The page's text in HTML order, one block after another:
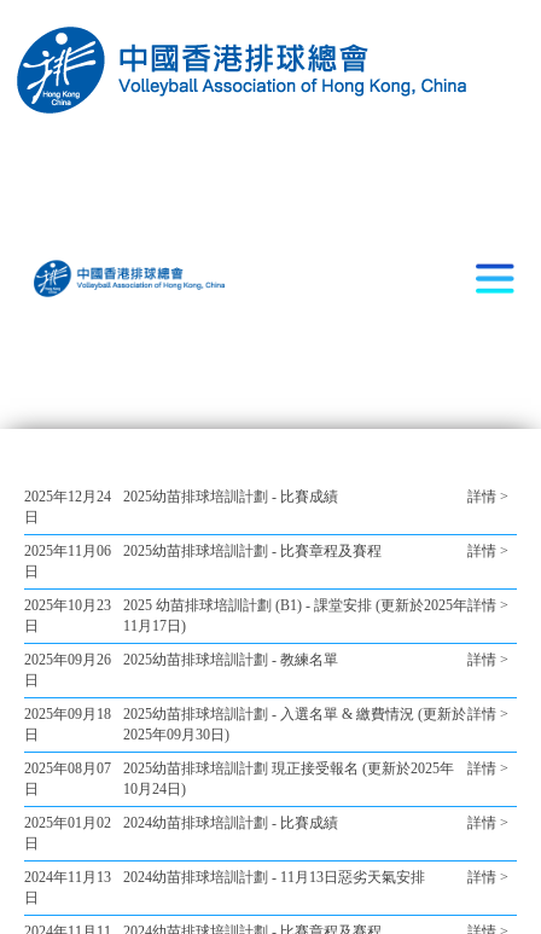
2025年12月24
日
2025幼苗排球培訓計劃 - 比賽成績 詳情 >
2025年11月06
日
2025幼苗排球培訓計劃 - 比賽章程及賽程 詳情 >
2025年10月23
日
2025 幼苗排球培訓計劃 (B1) - 課堂安排 (更新於2025年
11月17日)
詳情 >
2025年09月26
日
2025幼苗排球培訓計劃 - 教練名單 詳情 >
2025年09月18
日
2025幼苗排球培訓計劃 - 入選名單 & 繳費情況 (更新於
2025年09月30日)
詳情 >
2025年08月07
日
2025幼苗排球培訓計劃 現正接受報名 (更新於2025年
10月24日)
詳情 >
2025年01月02
日
2024幼苗排球培訓計劃 - 比賽成績 詳情 >
2024年11月13
日
2024幼苗排球培訓計劃 - 11月13日惡劣天氣安排 詳情 >